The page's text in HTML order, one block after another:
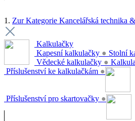
1. Zur Kategorie Kancelářská technika
Kalkulačky
Kapesní kalkulačky ● Stolní
Vědecké kalkulačky ●
Příslušenství ke kalkulačkám ●
Příslušenství pro skartovačky ●